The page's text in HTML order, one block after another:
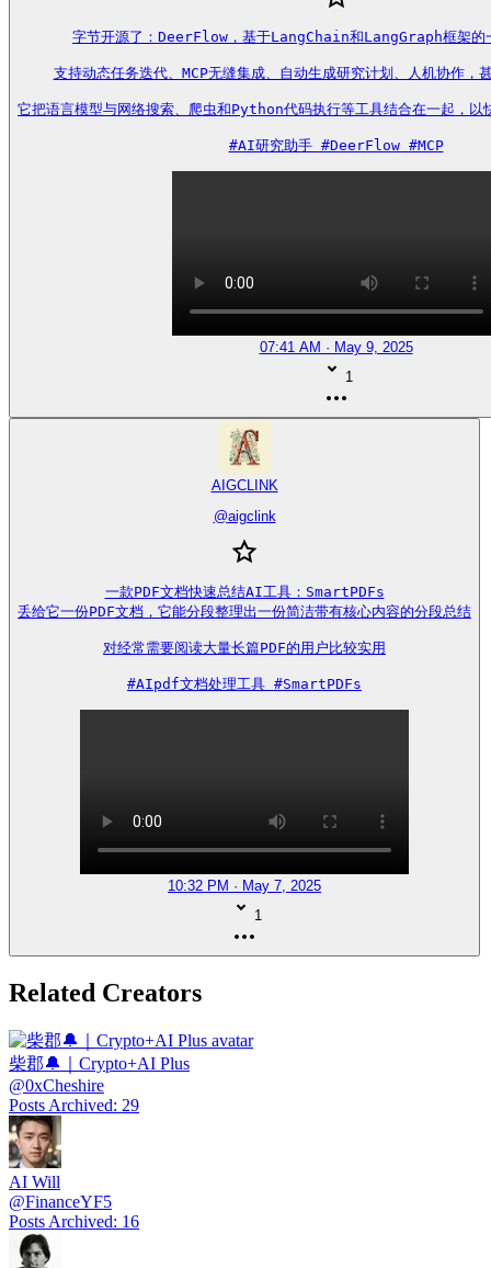
字节开源了：DeerFlow，基于LangChain和LangGraph框架的
支持动态任务迭代、MCP无缝集成、自动生成研究计划、人机协作，
它把语言模型与网络搜索、爬虫和Python代码执行等工具结合在一起，以
#AI研究助手 #DeerFlow #MCP
07:41 AM · May 9, 2025
1
AIGCLINK
@aigclink
一款PDF文档快速总结AI工具：SmartPDFs
丢给它一份PDF文档，它能分段整理出一份简洁带有核心内容的分段总结
对经常需要阅读大量长篇PDF的用户比较实用
#AIpdf文档处理工具 #SmartPDFs
10:32 PM · May 7, 2025
1
Related Creators
柴郡🔔｜Crypto+AI Plus
@0xCheshire
Posts Archived: 29
AI Will
@FinanceYF5
Posts Archived: 16